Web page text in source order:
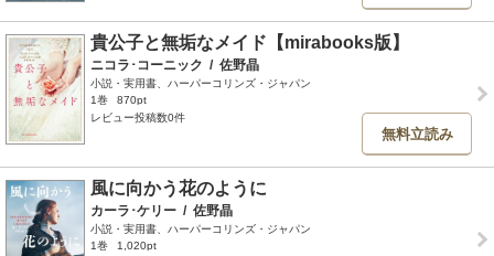
貴公子と無垢なメイド【mirabooks版】
ニコラ･コーニック / 佐野晶
小説・実用書、ハーパーコリンズ・ジャパン
1巻
870pt
レビュー投稿数0件
無料立読み
風に向かう花のように
カーラ･ケリー / 佐野晶
小説・実用書、ハーパーコリンズ・ジャパン
1巻
1,020pt